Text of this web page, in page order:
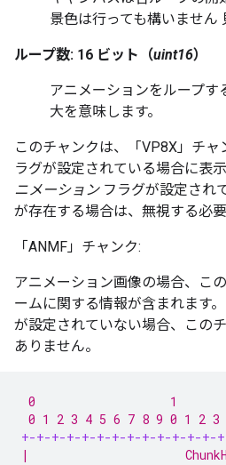
景色は行っても構いません
ループ数: 16 ビット（uint16）
アニメーションをループす
大を意味します。
このチャンクは、「VP8X」チャ
ラグが設定されている場合に表
ニメーションフラグが設定され
が存在する場合は、無視する必要
「ANMF」チャンク:
アニメーション画像の場合、こ
ームに関する情報が含まれます。
が設定されていない場合、この
ありません。
0                   1
0 1 2 3 4 5 6 7 8 9 0 1 2
+-+-+-+-+-+-+-+-+-+-+-+-+-
|